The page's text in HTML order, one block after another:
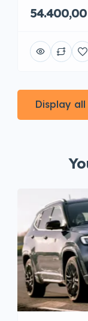
Display all